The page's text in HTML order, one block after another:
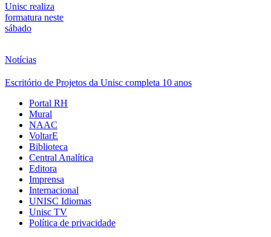
Unisc realiza
formatura neste
sábado
Notícias
Escritório de Projetos da Unisc completa 10 anos
Portal RH
Mural
NAAC
VoltarE
Biblioteca
Central Analítica
Editora
Imprensa
Internacional
UNISC Idiomas
Unisc TV
Política de privacidade